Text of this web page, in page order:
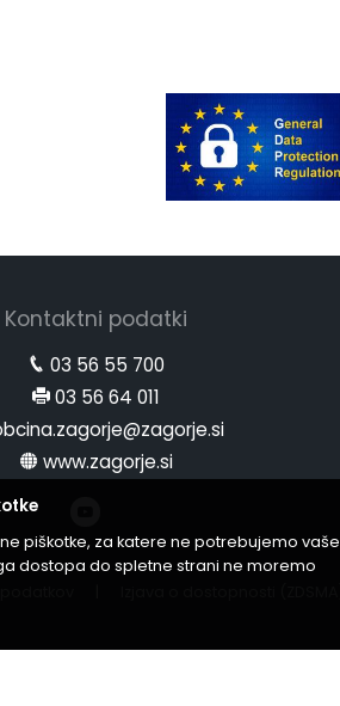
Kontaktni podatki
03 56 55 700
03 56 64 011
www.zagorje.si
piškotke, za katere ne potrebujemo vaše
dostopa do spletne strani ne moremo